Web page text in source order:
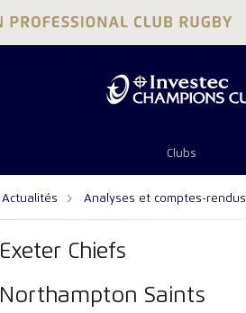
Clubs
Actualités Analyses et comptes-rendus
Exeter Chiefs
Northampton Saints